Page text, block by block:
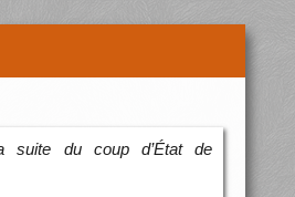
suite du coup d’État de